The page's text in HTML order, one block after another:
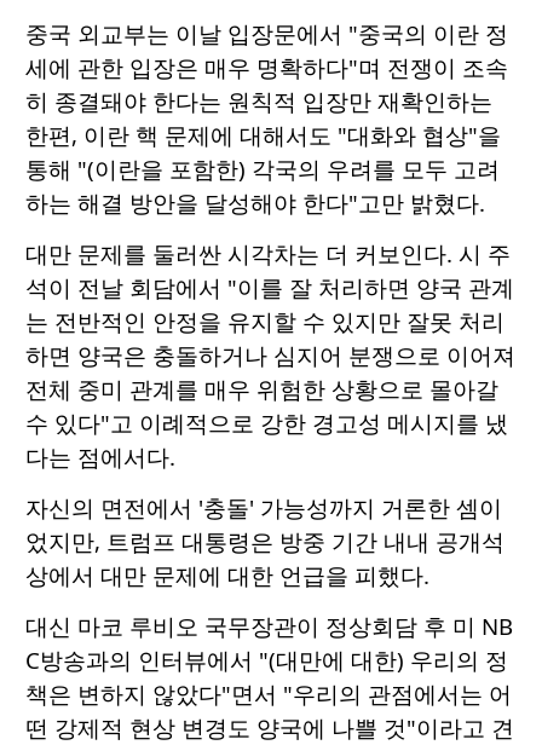
중국 외교부는 이날 입장문에서 "중국의 이란 정
세에 관한 입장은 매우 명확하다"며 전쟁이 조속
히 종결돼야 한다는 원칙적 입장만 재확인하는
한편, 이란 핵 문제에 대해서도 "대화와 협상"을
통해 "(이란을 포함한) 각국의 우려를 모두 고려
하는 해결 방안을 달성해야 한다"고만 밝혔다.
대만 문제를 둘러싼 시각차는 더 커보인다. 시 주
석이 전날 회담에서 "이를 잘 처리하면 양국 관계
는 전반적인 안정을 유지할 수 있지만 잘못 처리
하면 양국은 충돌하거나 심지어 분쟁으로 이어져
전체 중미 관계를 매우 위험한 상황으로 몰아갈
수 있다"고 이례적으로 강한 경고성 메시지를 냈
다는 점에서다.
자신의 면전에서 '충돌' 가능성까지 거론한 셈이
었지만, 트럼프 대통령은 방중 기간 내내 공개석
상에서 대만 문제에 대한 언급을 피했다.
대신 마코 루비오 국무장관이 정상회담 후 미 NB
C방송과의 인터뷰에서 "(대만에 대한) 우리의 정
책은 변하지 않았다"면서 "우리의 관점에서는 어
떤 강제적 현상 변경도 양국에 나쁠 것"이라고 견